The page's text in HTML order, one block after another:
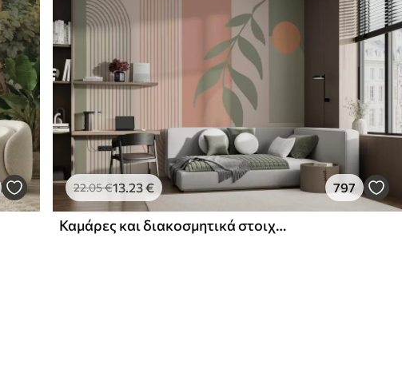
22.05€13.23€ 797
Καμάρες και διακοσμητικά στοιχεία σε στυλ boho